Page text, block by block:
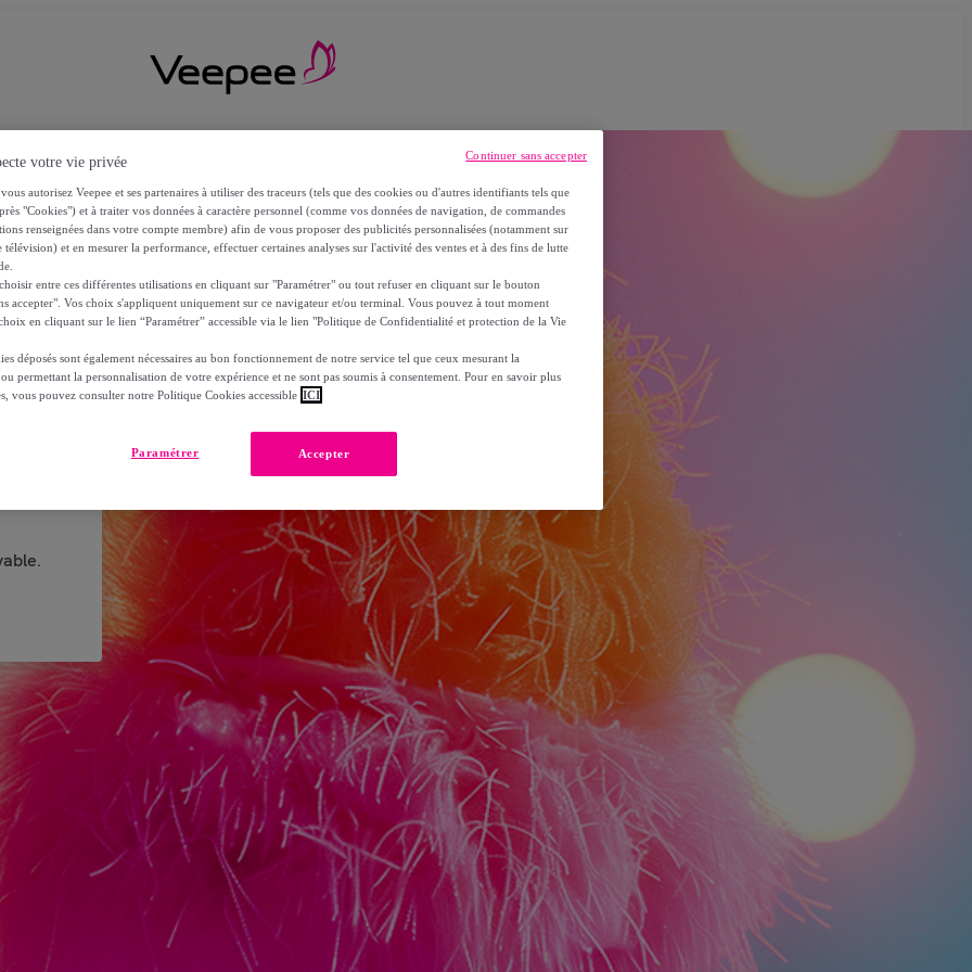
votre vie privée
autorisez Veepee et ses partenaires à utiliser des traceurs (tels que des cookies ou d'autres identifiants tels que
"Cookies") et à traiter vos données à caractère personnel (comme vos données de navigation, de commandes
renseignées dans votre compte membre) afin de vous proposer des publicités personnalisées (notamment sur
télévision) et en mesurer la performance, effectuer certaines analyses sur l'activité des ventes et à des fins de lutte
entre ces différentes utilisations en cliquant sur "Paramétrer" ou tout refuser en cliquant sur le bouton
accepter". Vos choix s'appliquent uniquement sur ce navigateur et/ou terminal. Vous pouvez à tout moment
en cliquant sur le lien “Paramétrer” accessible via le lien "Politique de Confidentialité et protection de la Vie
déposés sont également nécessaires au bon fonctionnement de notre service tel que ceux mesurant la
permettant la personnalisation de votre expérience et ne sont pas soumis à consentement. Pour en savoir plus
vous pouvez consulter notre Politique Cookies accessible ICI
Accepter
Paramétrer
Continuer sans accepter